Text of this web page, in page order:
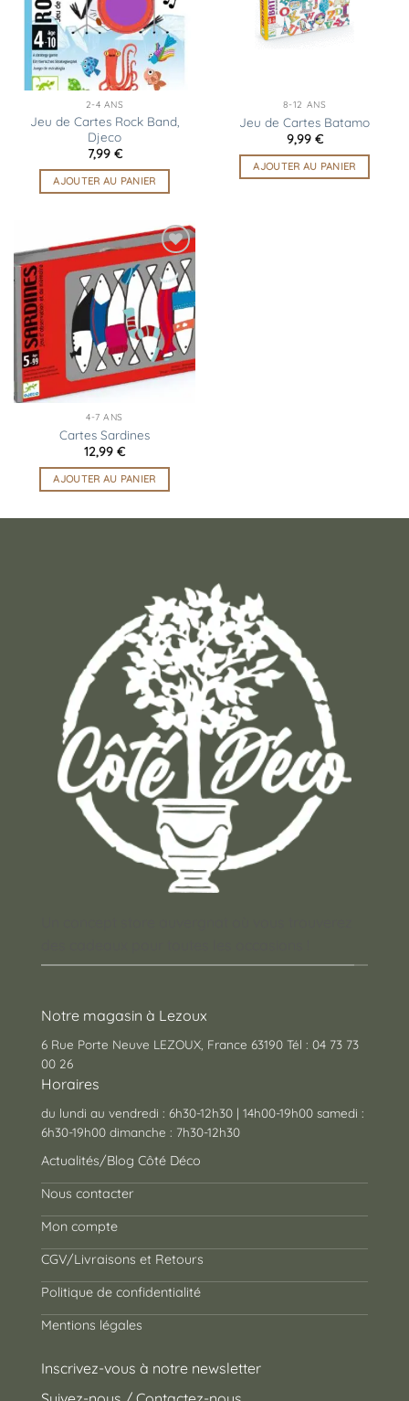
2-4 ANS
Jeu de Cartes Rock Band,
Djeco
7,99 €
AJOUTER AU PANIER
8-12 ANS
Jeu de Cartes Batamo
9,99 €
AJOUTER AU PANIER
Ajouter
à la
liste
d’envies
4-7 ANS
Cartes Sardines
12,99 €
AJOUTER AU PANIER
Notre magasin à Lezoux
6 Rue Porte Neuve LEZOUX, France 63190 Tél : 04 73 73
00 26
Horaires
du lundi au vendredi : 6h30-12h30 | 14h00-19h00 samedi :
6h30-19h00 dimanche : 7h30-12h30
Actualités/Blog Côté Déco
Nous contacter
Mon compte
CGV/Livraisons et Retours
Politique de confidentialité
Mentions légales
Inscrivez-vous à notre newsletter